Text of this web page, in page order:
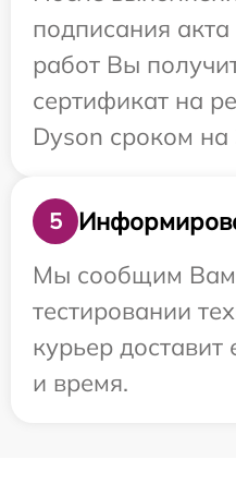
подписания
работ Вы
сертификат на
Dyson сроком на
5
Мы сообщим
тестировании
курьер доставит
и время.